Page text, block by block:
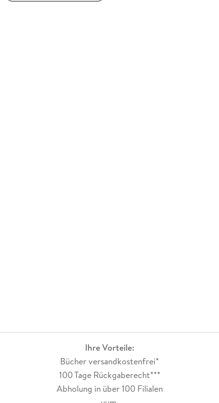
Ihre Vorteile:
Bücher versandkostenfrei*
100 Tage Rückgaberecht***
Abholung in über 100 Filialen